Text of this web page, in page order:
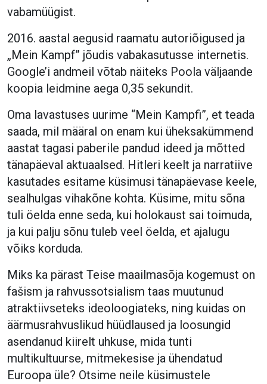
vabamüügist.
2016. aastal aegusid raamatu autoriõigused ja
„Mein Kampf” jõudis vabakasutusse internetis.
Google’i andmeil võtab näiteks Poola väljaande
koopia leidmine aega 0,35 sekundit.
Oma lavastuses uurime “Mein Kampfi”, et teada
saada, mil määral on enam kui üheksakümmend
aastat tagasi paberile pandud ideed ja mõtted
tänapäeval aktuaalsed. Hitleri keelt ja narratiive
kasutades esitame küsimusi tänapäevase keele,
sealhulgas vihakõne kohta. Küsime, mitu sõna
tuli öelda enne seda, kui holokaust sai toimuda,
ja kui palju sõnu tuleb veel öelda, et ajalugu
võiks korduda.
Miks ka pärast Teise maailmasõja kogemust on
fašism ja rahvussotsialism taas muutunud
atraktiivseteks ideoloogiateks, ning kuidas on
äärmusrahvuslikud hüüdlaused ja loosungid
asendanud kiirelt uhkuse, mida tunti
multikultuurse, mitmekesise ja ühendatud
Euroopa üle? Otsime neile küsimustele